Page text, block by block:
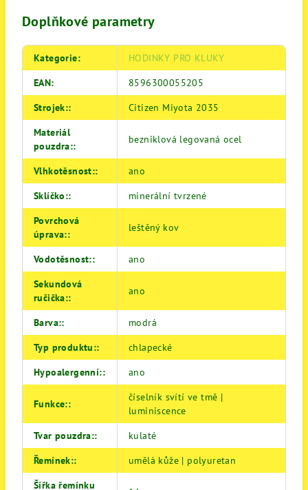
Doplňkové parametry
Kategorie:
HODINKY PRO KLUKY
EAN:
8596300055205
Strojek::
Citizen Miyota 2035
Materiál
pouzdra::
bezniklová legovaná ocel
Vlhkotěsnost::
ano
Sklíčko::
minerální tvrzené
Povrchová
úprava::
leštěný kov
Vodotěsnost::
ano
Sekundová
ručička::
ano
Barva::
modrá
Typ produktu::
chlapecké
Hypoalergenní:: ano
Funkce::
číselník svítí ve tmě |
luminiscence
Tvar pouzdra::
kulaté
Řemínek::
umělá kůže | polyuretan
Šířka řemínku